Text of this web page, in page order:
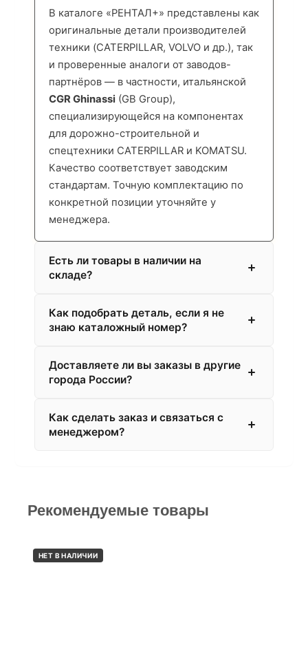
В каталоге «РЕНТАЛ+» представлены как
оригинальные детали производителей
техники (CATERPILLAR, VOLVO и др.), так
и проверенные аналоги от заводов-
партнёров — в частности, итальянской
CGR Ghinassi (GB Group),
специализирующейся на компонентах
для дорожно-строительной и
спецтехники CATERPILLAR и KOMATSU.
Качество соответствует заводским
стандартам. Точную комплектацию по
конкретной позиции уточняйте у
менеджера.
Есть ли товары в наличии на
складе?
Как подобрать деталь, если я не
знаю каталожный номер?
Доставляете ли вы заказы в другие
города России?
Как сделать заказ и связаться с
менеджером?
Рекомендуемые товары
НЕТ В НАЛИЧИИ